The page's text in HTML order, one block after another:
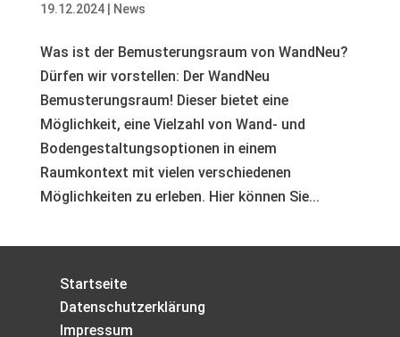
19.12.2024| News
Was ist der Bemusterungsraum von WandNeu?
Dürfen wir vorstellen: Der WandNeu
Bemusterungsraum! Dieser bietet eine
Möglichkeit, eine Vielzahl von Wand- und
Bodengestaltungsoptionen in einem
Raumkontext mit vielen verschiedenen
Möglichkeiten zu erleben. Hier können Sie...
Startseite
Datenschutzerklärung
Impressum